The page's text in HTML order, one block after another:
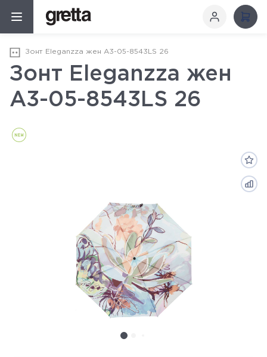
Зонт Eleganzza жен А3-05-8543LS 26
Зонт Eleganzza жен
А3-05-8543LS 26